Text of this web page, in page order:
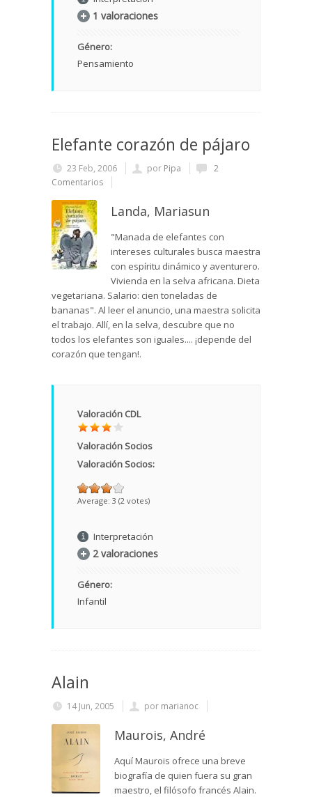
1 valoraciones
Género:
Pensamiento
Elefante corazón de pájaro
23 Feb, 2006 por Pipa
2
Comentarios
Landa, Mariasun
"Manada de elefantes con
intereses culturales busca maestra
con espíritu dinámico y aventurero.
Vivienda en la selva africana. Dieta
vegetariana. Salario: cien toneladas de
bananas". Al leer el anuncio, una maestra solicita
el trabajo. Allí, en la selva, descubre que no
todos los elefantes son iguales.... ¡depende del
corazón que tengan!.
Valoración CDL
Valoración Socios
Valoración Socios:
Average: 3 (2 votes)
Interpretación
2 valoraciones
Género:
Infantil
Alain
14 Jun, 2005 por marianoc
Maurois, André
Aquí Maurois ofrece una breve
biografía de quien fuera su gran
maestro, el filósofo francés Alain.